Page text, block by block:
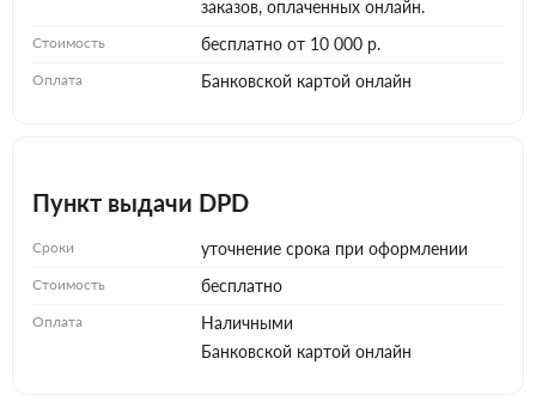
заказов, оплаченных онлайн.
Стоимость бесплатно от 10 000 р.
Оплата Банковской картой онлайн
Пункт выдачи DPD
Сроки уточнение срока при оформлении
Стоимость бесплатно
Оплата
Наличными
Банковской картой онлайн